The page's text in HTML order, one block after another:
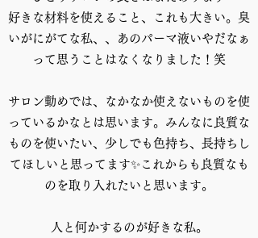
好きな材料を使えること、これも大きい。臭
いがにがてな私、、あのパーマ液いやだなぁ
って思うことはなくなりました！笑
サロン勤めでは、なかなか使えないものを使
っているかなとは思います。みんなに良質な
ものを使いたい、少しでも色持ち、長持ちし
てほしいと思ってます✨これからも良質なも
のを取り入れたいと思います。
人と何かするのが好きな私。